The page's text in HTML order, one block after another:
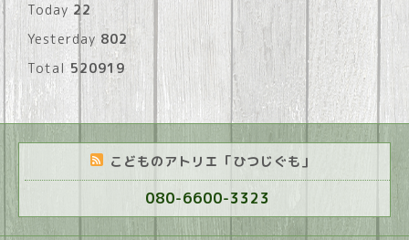
Today 22
Yesterday 802
Total520919
こどものアトリエ「ひつじぐも」
080-6600-3323